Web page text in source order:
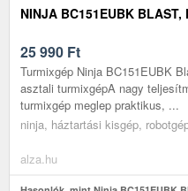
NINJA BC151EUBK BLAST,
25 990 Ft
Turmixgép Ninja BC151EUBK
asztali turmixgépA nagy
turmixgép meglep praktikus, ...
ninja, háztartási kisgép,
alza.hu